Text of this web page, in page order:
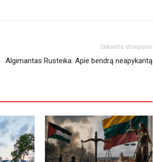
Sekantis straipsnis
Algimantas Rusteika. Apie bendrą neapykantą